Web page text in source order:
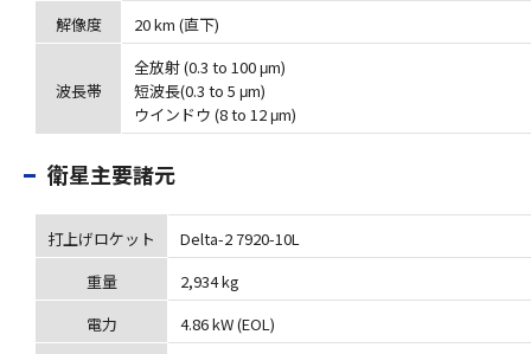
解像度
20 km (直下)
波長帯
全放射 (0.3 to 100 μm)
短波長(0.3 to 5 μm)
ウインドウ (8 to 12 μm)
衛星主要諸元
打上げロケット
Delta-2 7920-10L
重量
2,934 kg
電力
4.86 kW (EOL)